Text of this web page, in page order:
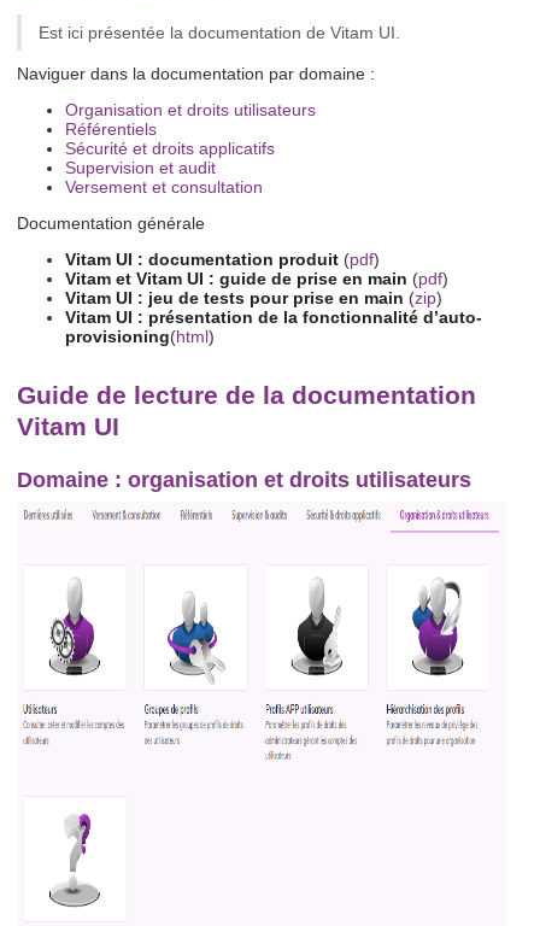
Est ici présentée la documentation de Vitam UI.
Naviguer dans la documentation par domaine :
Organisation et droits utilisateurs
Référentiels
Sécurité et droits applicatifs
Supervision et audit
Versement et consultation
Documentation générale
Vitam UI : documentation produit (pdf)
Vitam et Vitam UI : guide de prise en main (pdf)
Vitam UI : jeu de tests pour prise en main (zip)
Vitam UI : présentation de la fonctionnalité d’auto-
provisioning(html)
Guide de lecture de la documentation
Vitam UI
Domaine : organisation et droits utilisateurs